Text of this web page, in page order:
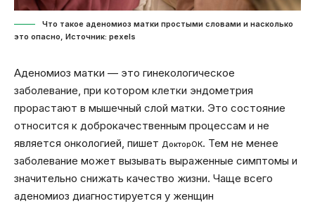
Что такое аденомиоз матки простыми словами и насколько
это опасно, Источник: pexels
Аденомиоз матки — это гинекологическое
заболевание, при котором клетки эндометрия
прорастают в мышечный слой матки. Это состояние
относится к доброкачественным процессам и не
является онкологией, пишет ДокторОК. Тем не менее
заболевание может вызывать выраженные симптомы и
значительно снижать качество жизни. Чаще всего
аденомиоз диагностируется у женщин